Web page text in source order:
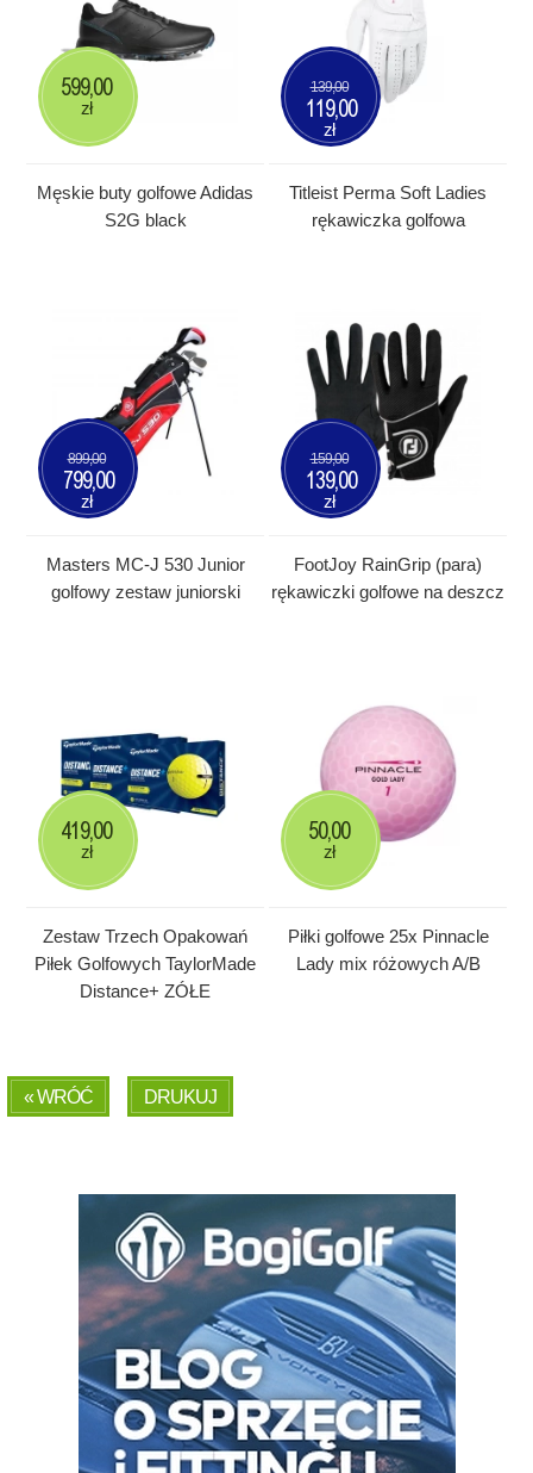
Męskie buty golfowe Adidas
S2G black
599,00
zł
Titleist Perma Soft Ladies
rękawiczka golfowa
139,00
119,00
zł
Masters MC-J 530 Junior
golfowy zestaw juniorski
899,00
799,00
zł
FootJoy RainGrip (para)
rękawiczki golfowe na deszcz
159,00
139,00
zł
Zestaw Trzech Opakowań
Piłek Golfowych TaylorMade
Distance+ ZÓŁE
419,00
zł
Piłki golfowe 25x Pinnacle
Lady mix różowych A/B
50,00
zł
« WRÓĆ DRUKUJ